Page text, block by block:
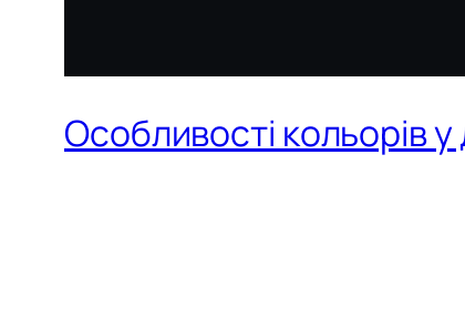
Особливості кольорів